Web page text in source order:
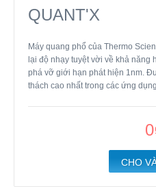
QUANT'X
Máy quang phổ của Thermo
lại độ nhạy tuyệt vời về khả năng
phá vỡ giới hạn phát hiện 1nm.
thách cao nhất trong các ứng
CHO